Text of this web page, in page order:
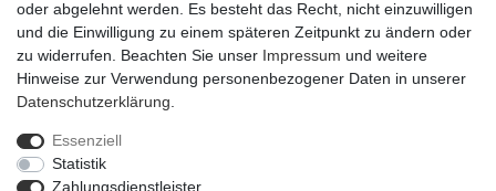
Impressum
oder abgelehnt werden. Es besteht das Recht, nicht einzuwilligen
und die Einwilligung zu einem späteren Zeitpunkt zu ändern oder
zu widerrufen. Beachten Sie unser Impressum und weitere
Hinweise zur Verwendung personenbezogener Daten in unserer
Daten­schutz­erklärung
Essenziell
Statistik
Zahlungsdienstleister